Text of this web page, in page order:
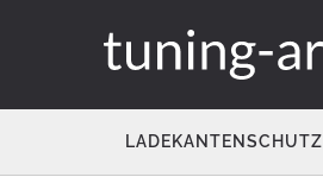
LADEKANTENSCHUTZ